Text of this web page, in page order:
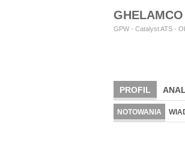
GPW - Catalyst ATS -
PROFIL
NOTOWANIA